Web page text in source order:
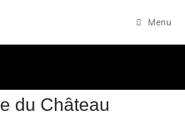
Menu
du Château